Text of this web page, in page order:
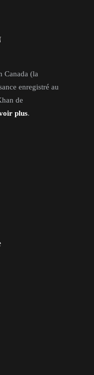
Canada (la
enregistré au
de
plus.